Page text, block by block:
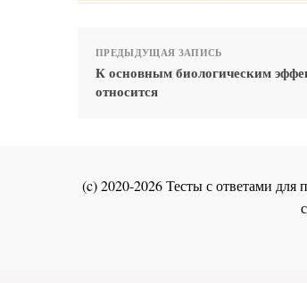
ПРЕДЫДУЩАЯ ЗАПИСЬ
К основным биологическим
относится
(c) 2020-2026 Тесты с ответами